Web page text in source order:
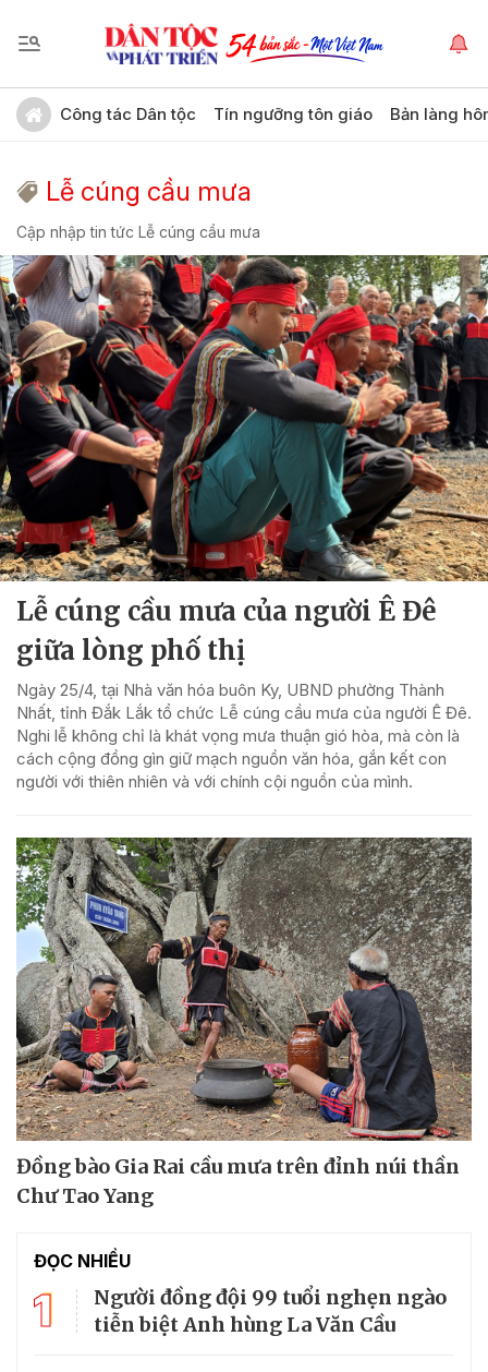
Công tác Dân tộc Tín ngưỡng tôn giáo Bản làng
Lễ cúng cầu mưa
Cập nhập tin tức Lễ cúng cầu mưa
Lễ cúng cầu mưa của người Ê Đê
giữa lòng phố thị
Ngày 25/4, tại Nhà văn hóa buôn Ky, UBND phường Thành
Nhất, tỉnh Đắk Lắk tổ chức Lễ cúng cầu mưa của người Ê Đê.
Nghi lễ không chỉ là khát vọng mưa thuận gió hòa, mà còn là
cách cộng đồng gìn giữ mạch nguồn văn hóa, gắn kết con
người với thiên nhiên và với chính cội nguồn của mình.
Đồng bào Gia Rai cầu mưa trên đỉnh núi thần
Chư Tao Yang
ĐỌC NHIỀU
1
Người đồng đội 99 tuổi nghẹn ngào
tiễn biệt Anh hùng La Văn Cầu